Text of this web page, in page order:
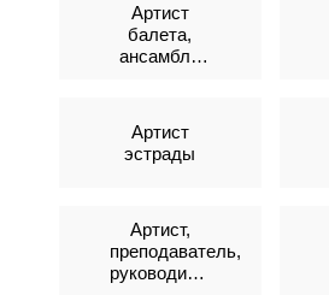
Артист
балета,
ансамбля
танцевального
коллектива,
преподаватель
Артист
эстрады
Артист,
преподаватель,
руководитель